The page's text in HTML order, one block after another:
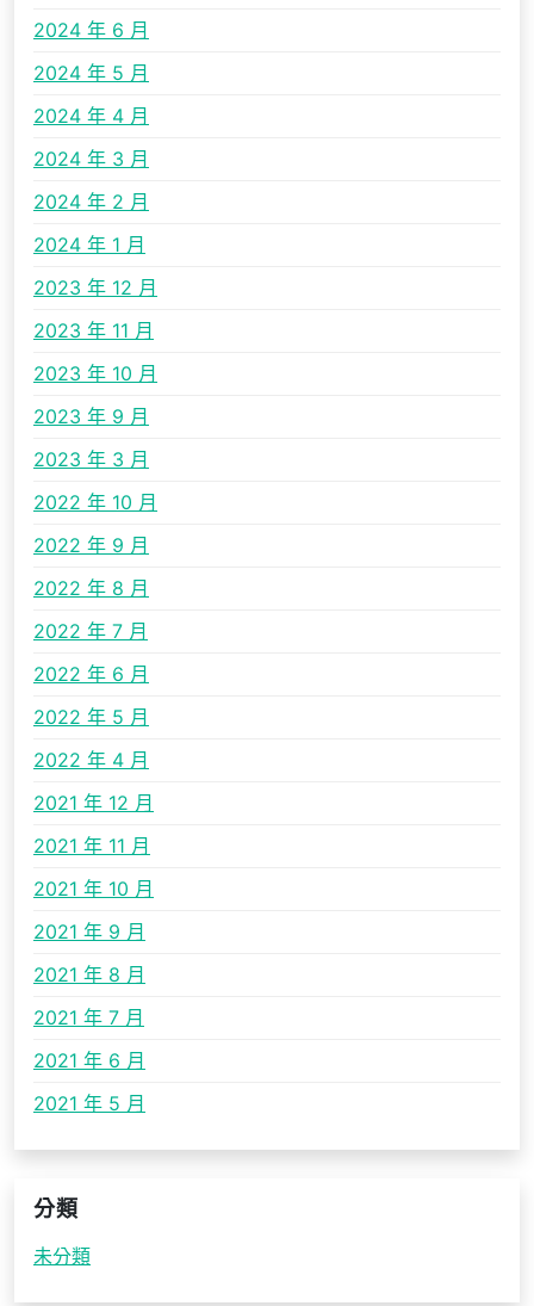
2024 年 6 月
2024 年 5 月
2024 年 4 月
2024 年 3 月
2024 年 2 月
2024 年 1 月
2023 年 12 月
2023 年 11 月
2023 年 10 月
2023 年 9 月
2023 年 3 月
2022 年 10 月
2022 年 9 月
2022 年 8 月
2022 年 7 月
2022 年 6 月
2022 年 5 月
2022 年 4 月
2021 年 12 月
2021 年 11 月
2021 年 10 月
2021 年 9 月
2021 年 8 月
2021 年 7 月
2021 年 6 月
2021 年 5 月
分類
未分類